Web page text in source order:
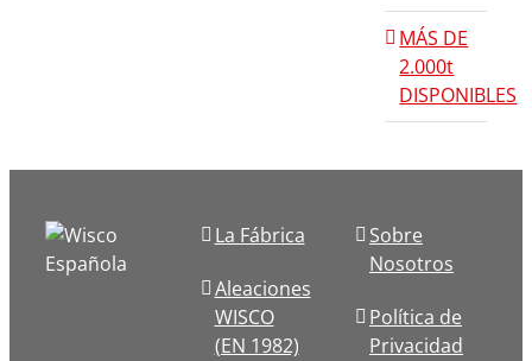
MÁS DE
2.000t
DISPONIBLES
La Fábrica
Aleaciones
WISCO
(EN 1982)
Sobre
Nosotros
Política de
Privacidad